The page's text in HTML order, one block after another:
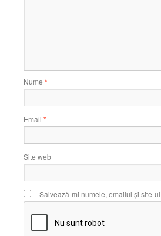
Nume *
Email *
Site web
Salvează-mi numele, emailul și site-